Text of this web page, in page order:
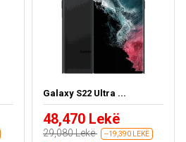
Galaxy S22 Ultra ...
48,470 Lekë
29,080 Lekë --19,390 LEKË